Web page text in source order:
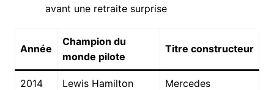
avant une retraite surprise
Année
Champion du
monde pilote
Titre constructeur
2014 Lewis Hamilton Mercedes